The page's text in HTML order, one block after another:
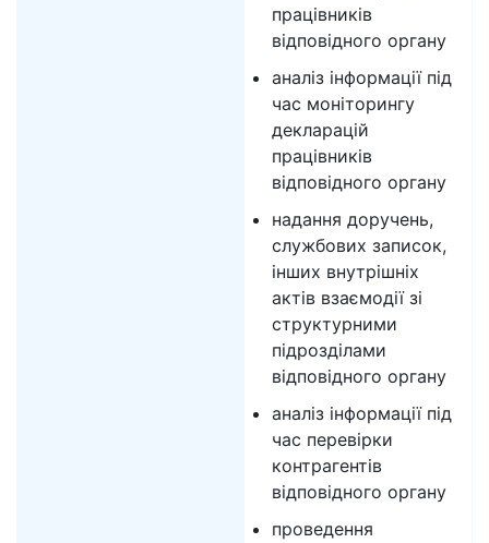
працівників
відповідного органу
аналіз інформації під
час моніторингу
декларацій
працівників
відповідного органу
надання доручень,
службових записок,
інших внутрішніх
актів взаємодії зі
структурними
підрозділами
відповідного органу
аналіз інформації під
час перевірки
контрагентів
відповідного органу
проведення